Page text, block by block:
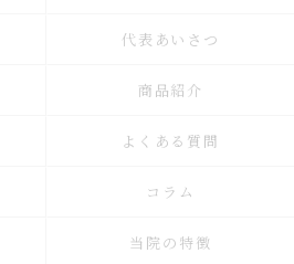
代表あいさつ
商品紹介
よくある質問
コラム
当院の特徴